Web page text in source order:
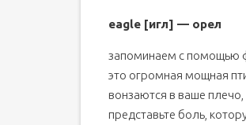
eagle [игл] — орел
запоминаем с помощью
это огромная мощная
вонзаются в ваше плечо,
представьте боль,